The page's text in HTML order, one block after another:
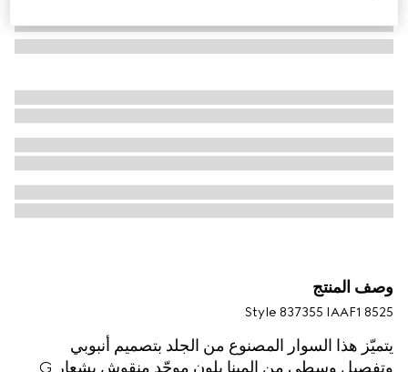
وصف المنتج
Style ‎837355 IAAF1 8525
يتميّز هذا السوار المصنوع من الجلد بتصميم أنبوبي
وتفصيل وسطي من المينا بلون موحّد منقوش بشعار G